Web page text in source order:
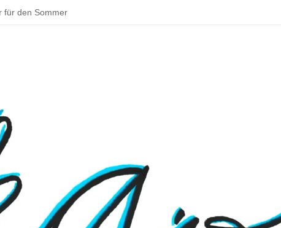
für den Sommer
beim Schulfest
Rund um Jena
muss in Deutschland Gewerbe anmelden
ins Klassenzimmer: Das Praxissemester
Schulmensa beginnt